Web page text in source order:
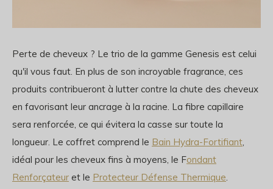
Perte de cheveux ? Le trio de la gamme Genesis est celui
qu'il vous faut. En plus de son incroyable fragrance, ces
produits contribueront à lutter contre la chute des cheveux
en favorisant leur ancrage à la racine. La fibre capillaire
sera renforcée, ce qui évitera la casse sur toute la
longueur. Le coffret comprend le Bain Hydra-Fortifiant,
idéal pour les cheveux fins à moyens, le Fondant
Renforçateur et le Protecteur Défense Thermique.